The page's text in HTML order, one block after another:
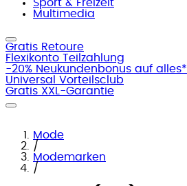
Sport & Freizeit
Multimedia
Gratis Retoure
Flexikonto Teilzahlung
-20% Neukundenbonus auf alles*
Universal Vorteilsclub
Gratis XXL-Garantie
Mode
/
Modemarken
/